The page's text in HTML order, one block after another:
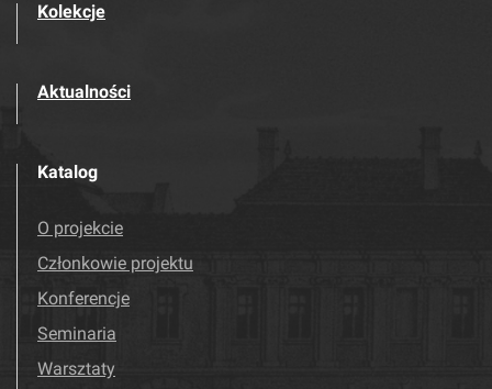
Kolekcje
Aktualności
Katalog
O projekcie
Członkowie projektu
Konferencje
Seminaria
Warsztaty